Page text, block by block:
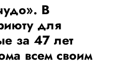
В
для
за 47 лет
всем своим